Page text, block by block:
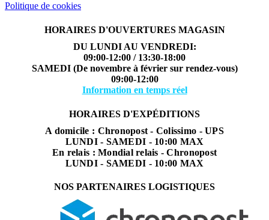
Politique de cookies
HORAIRES D'OUVERTURES MAGASIN
DU LUNDI AU VENDREDI:
09:00-12:00 / 13:30-18:00
SAMEDI (De novembre à février sur rendez-vous)
09:00-12:00
Information en temps réel
HORAIRES D'EXPÉDITIONS
A domicile : Chronopost - Colissimo - UPS
LUNDI - SAMEDI - 10:00 MAX
En relais : Mondial relais - Chronopost
LUNDI - SAMEDI - 10:00 MAX
NOS PARTENAIRES LOGISTIQUES